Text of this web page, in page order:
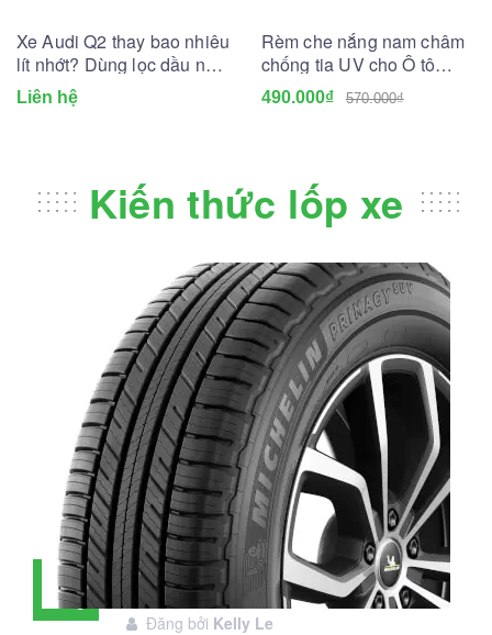
Xe Audi Q2 thay bao nhiêu
lít nhớt? Dùng lọc dầu nhớt
nào?
Liên hệ
Rèm che nắng nam châm
chống tia UV cho Ô tô
(May đo theo xe)
490.000₫ 570.000₫
Kiến thức lốp xe
28
Tháng
Đánh giá lốp Michelin Primacy SUV:
Đáng đầu tư không?
Đăng bởi Kelly Le